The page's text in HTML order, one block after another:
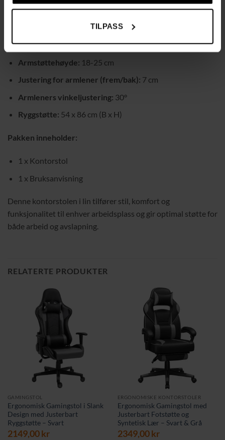
TILPASS
Totalmål:73 x 57 x 127-135 cm (B x D x H)
160 x 73 x 80-88 cm (B x D x H)
Setestørrelse:55,5 x 54 x 43-53 cm (B x D x H)
Armstøttehøyde: 18-25 cm
Justering for armlener (frem/bak): 7 cm
Armleners vinkeljustering: 30°
Ryggstøtte: 54 x 86 cm (B x H)
Pakken inneholder:
1 x Kontorstol
1 x Bruksanvisning
Denne kontorstolen i lin tilfører stil, komfort og
funksjonalitet til enhver arbeidsplass og gir optimal støtte for
både arbeid og avslapning.
RELATERTE PRODUKTER
GAMINGSTOL
Ergonomisk Gamingstol i Slank
Design med Justerbart
Ryggstøtte – Svart
2149,00kr
ERGONOMISKE KONTORSTOLER
Ergonomisk Gamingstol med
Justerbart Fotstøtte og
Syntetisk Lær – Svart & Grå
2349,00kr